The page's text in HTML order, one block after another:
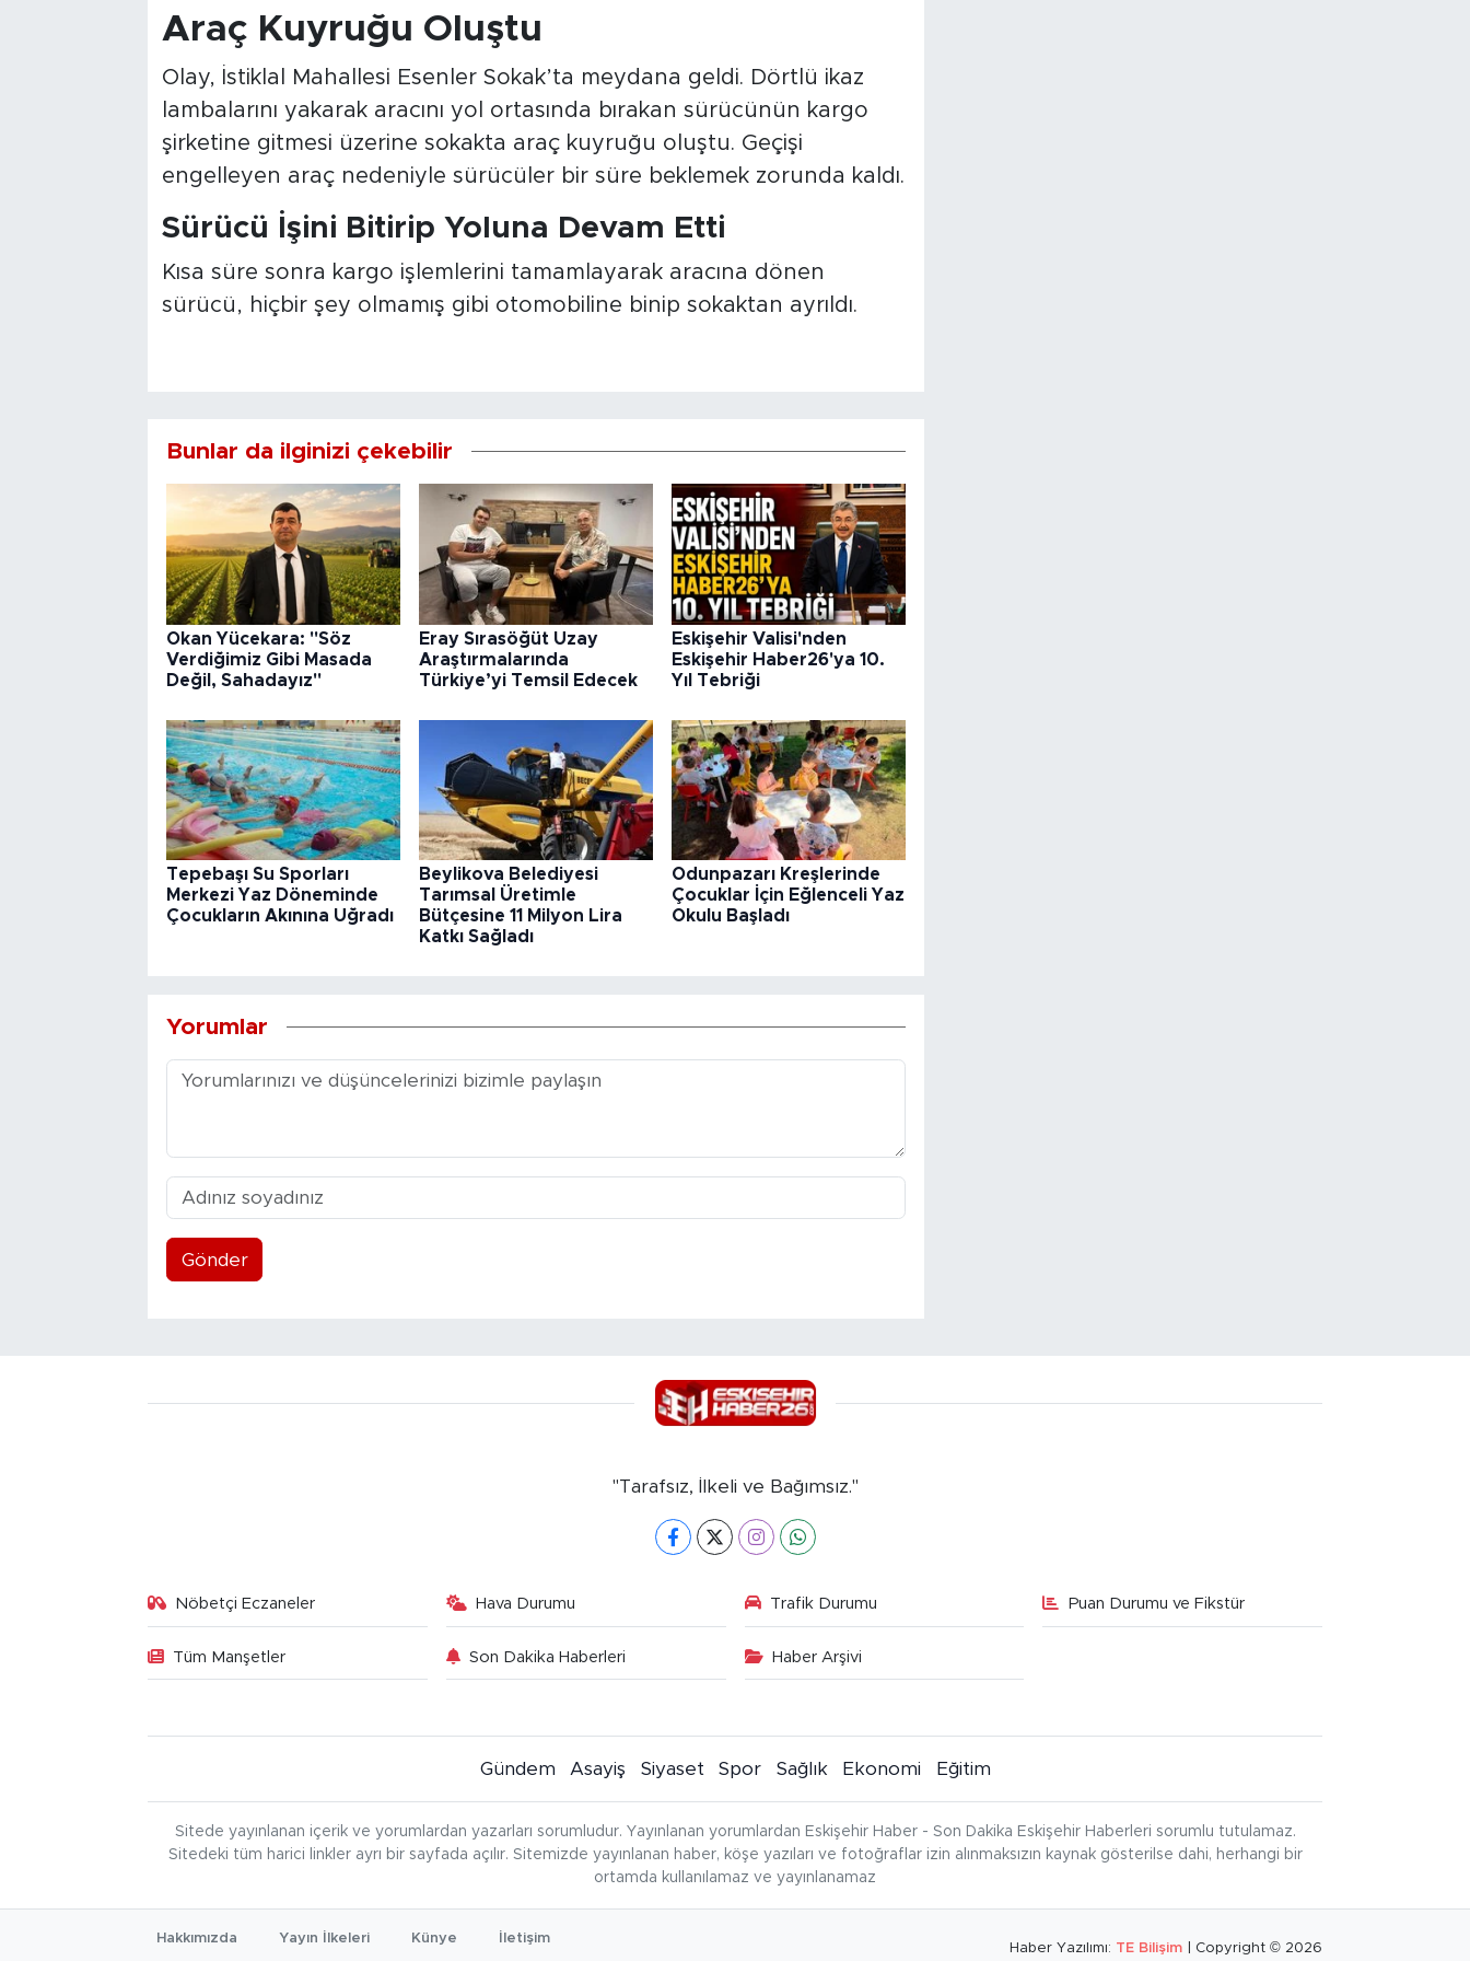
Araç Kuyruğu Oluştu
Olay, İstiklal Mahallesi Esenler Sokak’ta meydana geldi. Dörtlü ikaz
lambalarını yakarak aracını yol ortasında bırakan sürücünün kargo
şirketine gitmesi üzerine sokakta araç kuyruğu oluştu. Geçişi
engelleyen araç nedeniyle sürücüler bir süre beklemek zorunda kaldı.
Sürücü İşini Bitirip Yoluna Devam Etti
Kısa süre sonra kargo işlemlerini tamamlayarak aracına dönen
sürücü, hiçbir şey olmamış gibi otomobiline binip sokaktan ayrıldı.
Bunlar da ilginizi çekebilir
Okan Yücekara: "Söz
Verdiğimiz Gibi Masada
Değil, Sahadayız"
Eray Sırasöğüt Uzay
Araştırmalarında
Türkiye’yi Temsil Edecek
Eskişehir Valisi'nden
Eskişehir Haber26'ya 10.
Yıl Tebriği
Tepebaşı Su Sporları
Merkezi Yaz Döneminde
Çocukların Akınına Uğradı
Beylikova Belediyesi
Tarımsal Üretimle
Bütçesine 11 Milyon Lira
Katkı Sağladı
Odunpazarı Kreşlerinde
Çocuklar İçin Eğlenceli Yaz
Okulu Başladı
Yorumlar
Gönder
"Tarafsız, İlkeli ve Bağımsız."
Nöbetçi Eczaneler Hava Durumu Trafik Durumu Puan Durumu ve Fikstür
Tüm Manşetler Son Dakika Haberleri Haber Arşivi
Gündem Asayiş Siyaset Spor Sağlık Ekonomi Eğitim
Sitede yayınlanan içerik ve yorumlardan yazarları sorumludur. Yayınlanan yorumlardan Eskişehir Haber - Son Dakika Eskişehir Haberleri sorumlu tutulamaz.
Sitedeki tüm harici linkler ayrı bir sayfada açılır. Sitemizde yayınlanan haber, köşe yazıları ve fotoğraflar izin alınmaksızın kaynak gösterilse dahi, herhangi bir
ortamda kullanılamaz ve yayınlanamaz
Hakkımızda Yayın İlkeleri Künye İletişim
Haber Yazılımı: TE Bilişim | Copyright © 2026